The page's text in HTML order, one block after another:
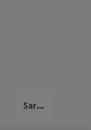
Sardinien Urlaub